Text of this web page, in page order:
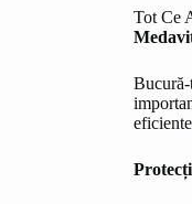
Tot Ce
Bucură-